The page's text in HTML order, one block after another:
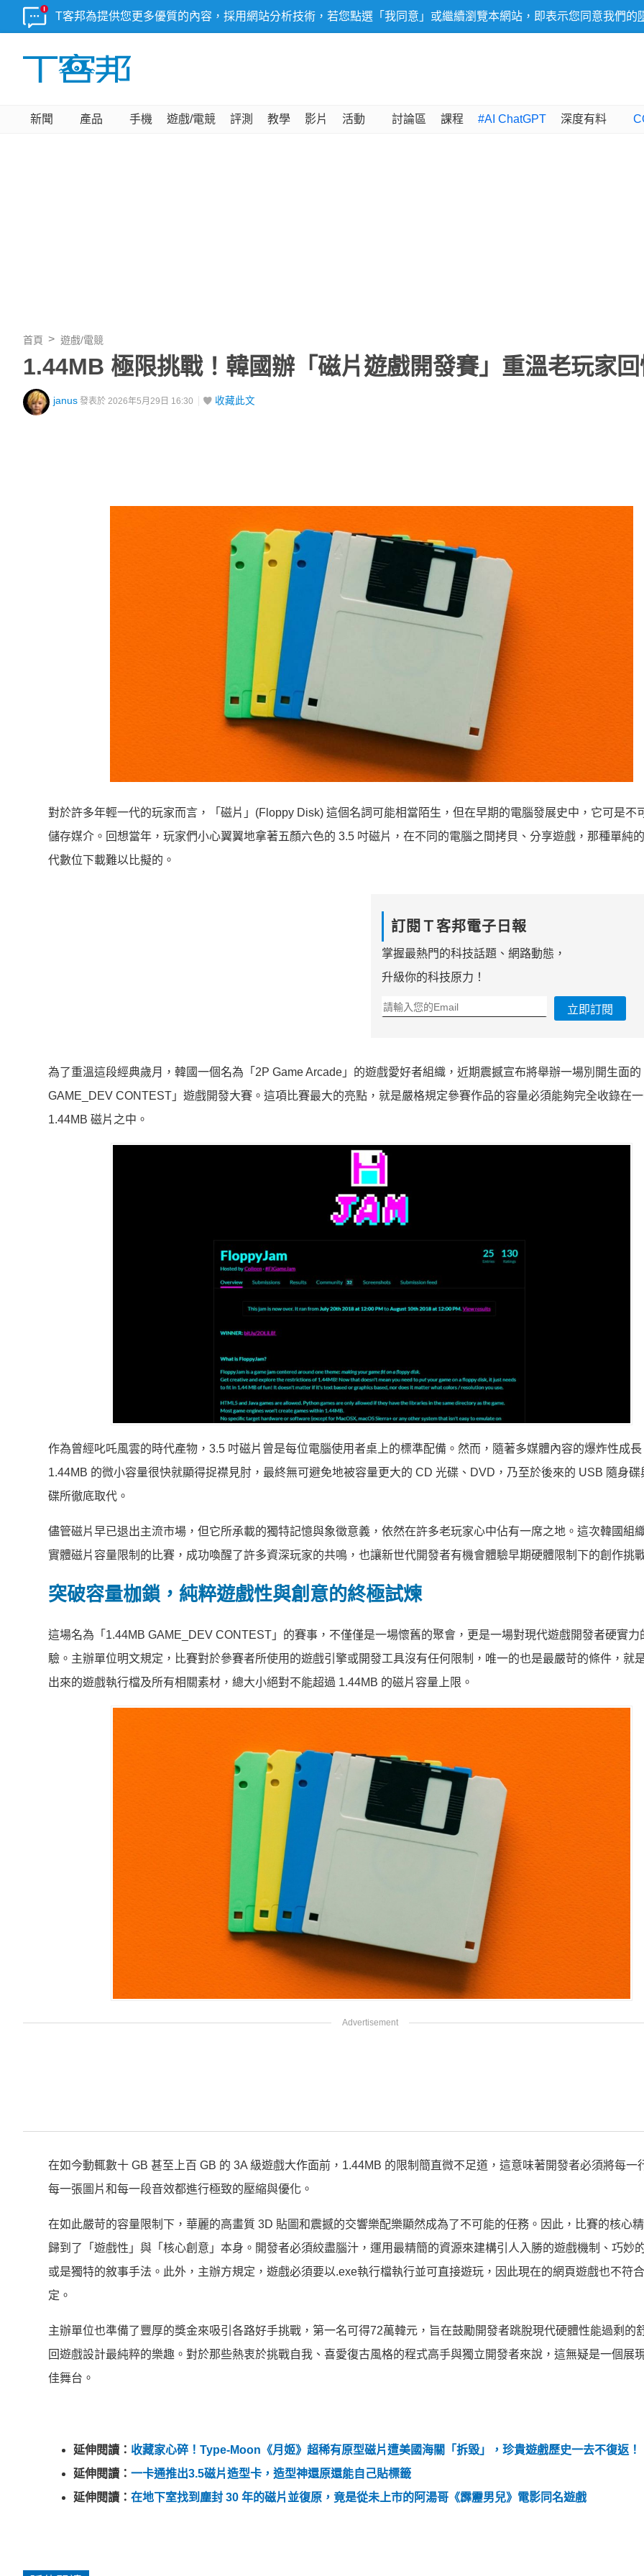
T客邦為提供您更多優質的內容，採用網站分析技術，若您點選「我同意」或繼續瀏覽本網站，即表示您同意我們的
新聞 產品 手機 遊戲/電競 評測 教學 影片 活動 討論區 課程 #AI ChatGPT 深度有料
首頁 遊戲/電競
1.44MB 極限挑戰！韓國辦「磁片遊戲開發賽」重溫老玩家
janus 發表於 2026年5月29日 16:30 收藏此文
對於許多年輕一代的玩家而言，「磁片」(Floppy Disk) 這個名詞可能相當陌生，但在早期的電腦發展史中，它可是不
儲存媒介。回想當年，玩家們小心翼翼地拿著五顏六色的 3.5 吋磁片，在不同的電腦之間拷貝、分享遊戲，那種單純
代數位下載難以比擬的。
訂閱Ｔ客邦電子日報
掌握最熱門的科技話題、網路動態，
升級你的科技原力！
立即訂閱
為了重溫這段經典歲月，韓國一個名為「2P Game Arcade」的遊戲愛好者組織，近期震撼宣布將舉辦一場別開生面的
GAME_DEV CONTEST」遊戲開發大賽。這項比賽最大的亮點，就是嚴格規定參賽作品的容量必須能夠完全收錄在
1.44MB 磁片之中。
作為曾經叱吒風雲的時代產物，3.5 吋磁片曾是每位電腦使用者桌上的標準配備。然而，隨著多媒體內容的爆炸性成長
1.44MB 的微小容量很快就顯得捉襟見肘，最終無可避免地被容量更大的 CD 光碟、DVD，乃至於後來的 USB 隨身碟
碟所徹底取代。
儘管磁片早已退出主流市場，但它所承載的獨特記憶與象徵意義，依然在許多老玩家心中佔有一席之地。這次韓國組
實體磁片容量限制的比賽，成功喚醒了許多資深玩家的共鳴，也讓新世代開發者有機會體驗早期硬體限制下的創作挑
突破容量枷鎖，純粹遊戲性與創意的終極試煉
這場名為「1.44MB GAME_DEV CONTEST」的賽事，不僅僅是一場懷舊的聚會，更是一場對現代遊戲開發者硬實力
驗。主辦單位明文規定，比賽對於參賽者所使用的遊戲引擎或開發工具沒有任何限制，唯一的也是最嚴苛的條件，就
出來的遊戲執行檔及所有相關素材，總大小絕對不能超過 1.44MB 的磁片容量上限。
在如今動輒數十 GB 甚至上百 GB 的 3A 級遊戲大作面前，1.44MB 的限制簡直微不足道，這意味著開發者必須將每一
每一張圖片和每一段音效都進行極致的壓縮與優化。
在如此嚴苛的容量限制下，華麗的高畫質 3D 貼圖和震撼的交響樂配樂顯然成為了不可能的任務。因此，比賽的核心
歸到了「遊戲性」與「核心創意」本身。開發者必須絞盡腦汁，運用最精簡的資源來建構引人入勝的遊戲機制、巧妙
或是獨特的敘事手法。此外，主辦方規定，遊戲必須要以.exe執行檔執行並可直接遊玩，因此現在的網頁遊戲也不符
定。
主辦單位也準備了豐厚的獎金來吸引各路好手挑戰，第一名可得72萬韓元，旨在鼓勵開發者跳脫現代硬體性能過剩的
回遊戲設計最純粹的樂趣。對於那些熱衷於挑戰自我、喜愛復古風格的程式高手與獨立開發者來說，這無疑是一個展
佳舞台。
延伸閱讀： 收藏家心碎！Type-Moon《月姬》超稀有原型磁片遭美國海關「拆毀」，珍貴遊戲歷史一去不復返！
延伸閱讀： 一卡通推出3.5磁片造型卡，造型神還原還能自己貼標籤
延伸閱讀： 在地下室找到塵封 30 年的磁片並復原，竟是從未上市的阿湯哥《霹靂男兒》電影同名遊戲